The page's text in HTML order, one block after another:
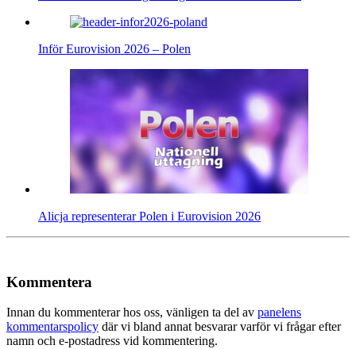
Inför Eurovision 2026 – Polen
Alicja representerar Polen i Eurovision 2026
Kommentera
Innan du kommenterar hos oss, vänligen ta del av panelens
kommentarspolicy där vi bland annat besvarar varför vi frågar efter
namn och e-postadress vid kommentering.